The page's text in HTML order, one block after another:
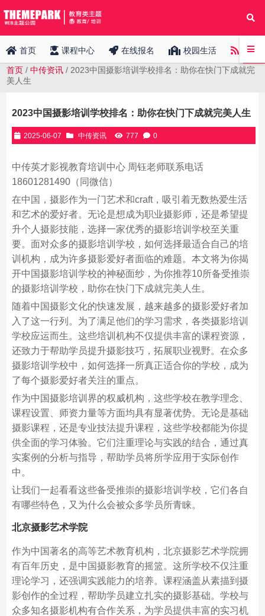
首页 课程中心 在线报名 校园生活 中传
首页 /中传资讯 / 2023中国摄影培训学校排名：助你在快门下成就完
美人生
2023中国摄影培训学校排名：助你在快门下成就完美人生
2025-06-07 中传资讯 777 0
中传英才影视教育培训中心 周钰老师联系电话
18601281490（同微信）
在中国，摄影作为一门艺术和craft，吸引着无数热爱生活
和艺术的爱好者。无论是想成为职业摄影师，还是希望提
升个人摄影技能，选择一家优秀的摄影培训学校至关重
要。面对众多的摄影培训学校，如何选择最适合自己的培
训机构，成为许多摄影爱好者面临的难题。本文将为你揭
开中国摄影培训学校的神秘面纱，为你推荐10所备受推崇
的摄影培训学校，助你在快门下成就完美人生。
随着中国摄影文化的快速发展，越来越多的摄影爱好者加
入了这一行列。为了满足他们的学习需求，各类摄影培训
学校应运而生。这些培训机构不仅提供丰富的课程资源，
还致力于帮助学员提升摄影技巧，拓展职业视野。在众多
摄影培训学校中，如何选择一所真正适合你的学校，成为
了每个摄影爱好者关注的重点。
作为中国摄影培训界的权威机构，这些学校在教学理念、
课程设置、师资力量等方面均具有显著优势。无论是基础
摄影课程，还是专业技法提升课程，这些学校都能为你提
供全面的学习体验。它们注重理论与实践的结合，通过真
实案例的分析与指导，帮助学员将所学应用于实际创作
中。
让我们一起看看这些备受推崇的摄影培训学校，它们各自
有哪些特色，又为什么会被众多学员所青睐。
北京摄影艺术学院
作为中国著名的高等艺术教育机构，北京摄影艺术学院拥
有百年历史，是中国摄影教育的摇篮。这所学校不仅注重
理论学习，还强调实践能力的培养。课程涵盖从素描到摄
影创作的全过程，帮助学员建立扎实的摄影基础。学校与
众多知名摄影机构有合作关系，为学员提供丰富的实习机